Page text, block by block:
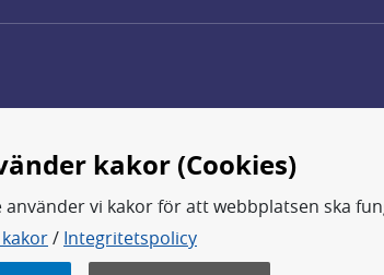
för en säkrare värld.
kakor (Cookies)
använder vi kakor för att webbplatsen ska
/ Integritetspolicy